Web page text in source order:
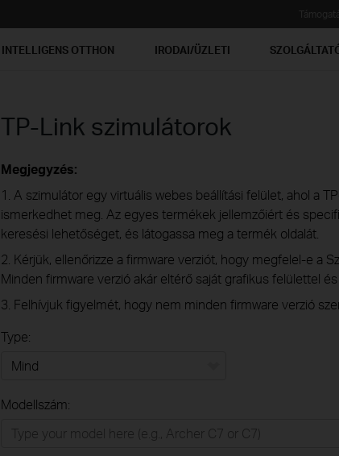
INTELLIGENS OTTHON IRODAI/ÜZLETI
TP-Link szimulátorok
Megjegyzés:
1. A szimulátor egy virtuális webes beállítási felület, ahol a
ismerkedhet meg. Az egyes termékek jellemzőiért és
keresési lehetőséget, és látogassa meg a termék oldalát.
2. Kérjük, ellenőrizze a firmware verziót, hogy megfelel-e a
Minden firmware verzió akár eltérő saját grafikus felülettel
3. Felhívjuk figyelmét, hogy nem minden firmware verzió
Type:
Modellszám: